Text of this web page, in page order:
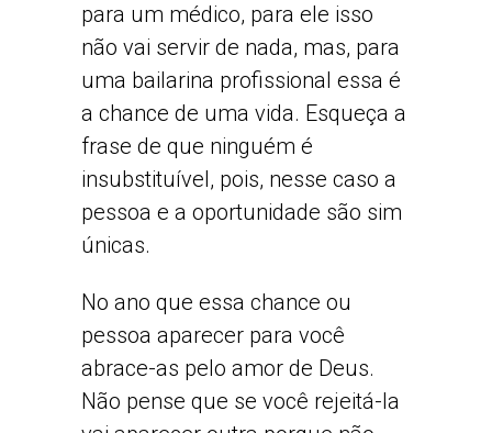
para um médico, para ele isso
não vai servir de nada, mas, para
uma bailarina profissional essa é
a chance de uma vida. Esqueça a
frase de que ninguém é
insubstituível, pois, nesse caso a
pessoa e a oportunidade são sim
únicas.
No ano que essa chance ou
pessoa aparecer para você
abrace-as pelo amor de Deus.
Não pense que se você rejeitá-la